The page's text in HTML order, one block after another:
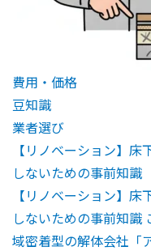
費用・価格
豆知識
業者選び
【リノベーション】
しないための事前知識
【リノベーション】
しないための事前知識
域密着型の解体会社「